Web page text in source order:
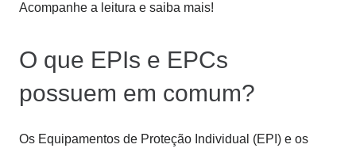
Acompanhe a leitura e saiba mais!
O que EPIs e EPCs
possuem em comum?
Os Equipamentos de Proteção Individual (EPI) e os